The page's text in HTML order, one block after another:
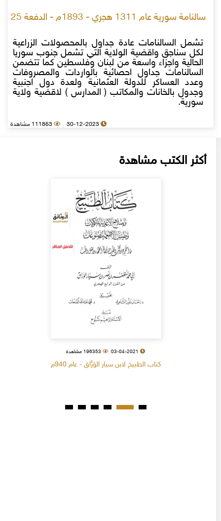
سالنامة سورية عام 1311 هجري - 1893م - الدفعة 25
تشمل السالنامات عادة جداول بالمحصولات الزراعية
لكل سناجق واقضية الولاية التي تشمل جنوب سوريا
الحالية واجزاء واسعة من لبنان وفلسطين كما تتضمن
السالنامات جداول احصائية بالواردات والمصروفات
وعدد العساكر للدولة العثمانية ولعدة دول اجنبية
وجدول بالخانات والمكاتب ( المدارس ) لاقضية ولاية
سورية.
30-12-2023 111863 مشاهدة
أكثر الكتب مشاهدة
03-04-2021 196353 مشاهدة
كتاب الطبيخ لابن سيار الوَرَّاق - عام 940م